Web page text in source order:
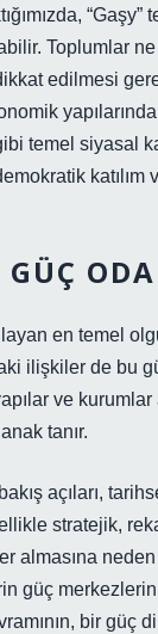
Toplumlar
edilmesi
yapılarında
temel siyasal
en temel
ilişkiler de bu
ve
tanır.
açıları,
stratejik,
almasına
güç
bir